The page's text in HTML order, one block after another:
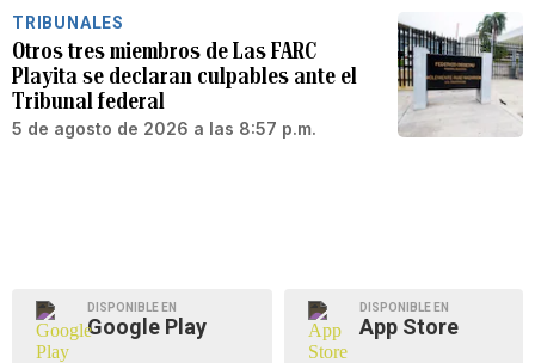
TRIBUNALES
Otros tres miembros de Las FARC
Playita se declaran culpables ante el
Tribunal federal
5 de agosto de 2026 a las 8:57 p.m.
DISPONIBLE EN
Google Play
DISPONIBLE EN
App Store